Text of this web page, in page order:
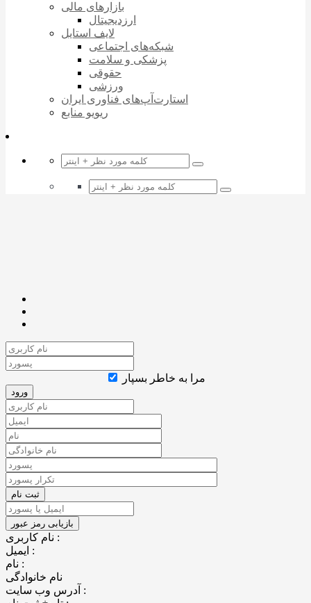
بازارهای مالی
ارزدیجیتال
لایف استایل
شبکه‌های اجتماعی
پزشکی و سلامت
حقوقی
ورزشی
استارت‌آپ‌های فناوری ایران
ریویو منابع
مرا به خاطر بسپار
نام کاربری :
ایمیل :
نام :
نام خانوادگی
آدرس وب سایت :